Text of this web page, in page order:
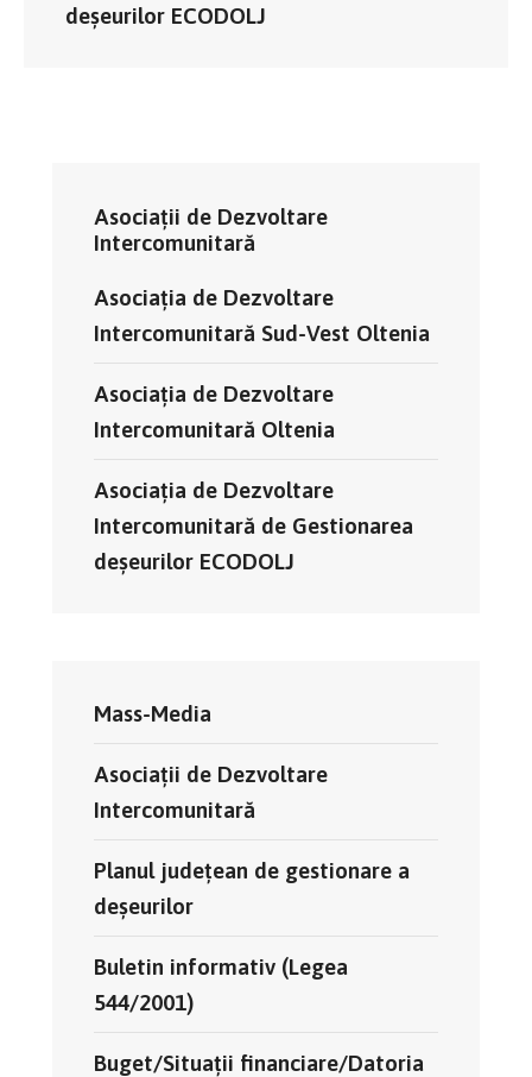
deșeurilor ECODOLJ
Asociații de Dezvoltare
Intercomunitară
Asociația de Dezvoltare
Intercomunitară Sud-Vest Oltenia
Asociația de Dezvoltare
Intercomunitară Oltenia
Asociația de Dezvoltare
Intercomunitară de Gestionarea
deșeurilor ECODOLJ
Mass-Media
Asociații de Dezvoltare
Intercomunitară
Planul județean de gestionare a
deșeurilor
Buletin informativ (Legea
544/2001)
Buget/Situații financiare/Datoria